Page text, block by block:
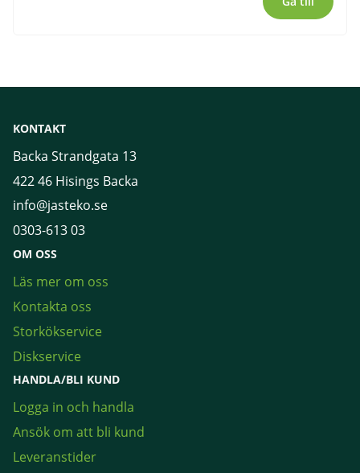
KONTAKT
Backa Strandgata 13
422 46 Hisings Backa
info@jasteko.se
0303-613 03
OM OSS
Läs mer om oss
Kontakta oss
Storkökservice
Diskservice
HANDLA/BLI KUND
Logga in och handla
Ansök om att bli kund
Leveranstider